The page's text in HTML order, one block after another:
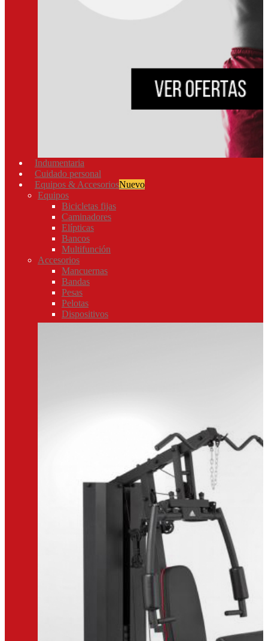
Indumentaria
Cuidado personal
Equipos & AccesoriosNuevo
Equipos
Bicicletas fijas
Caminadores
Elípticas
Bancos
Multifunción
Accesorios
Mancuernas
Bandas
Pesas
Pelotas
Dispositivos